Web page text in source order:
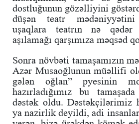
dostluğunun gözəlliyini
düşən teatr
uşaqlara teatrın nə
aşılamağı qarşımıza məqsəd
Sonra növbəti tamaşamızın
Azər Musaoğlunun müəllifi
gələn oğlan” pyesinin
hazırladığımız bu
dəstək oldu. Dəstəkçilərimiz
ya nazirlik deyildi, adi